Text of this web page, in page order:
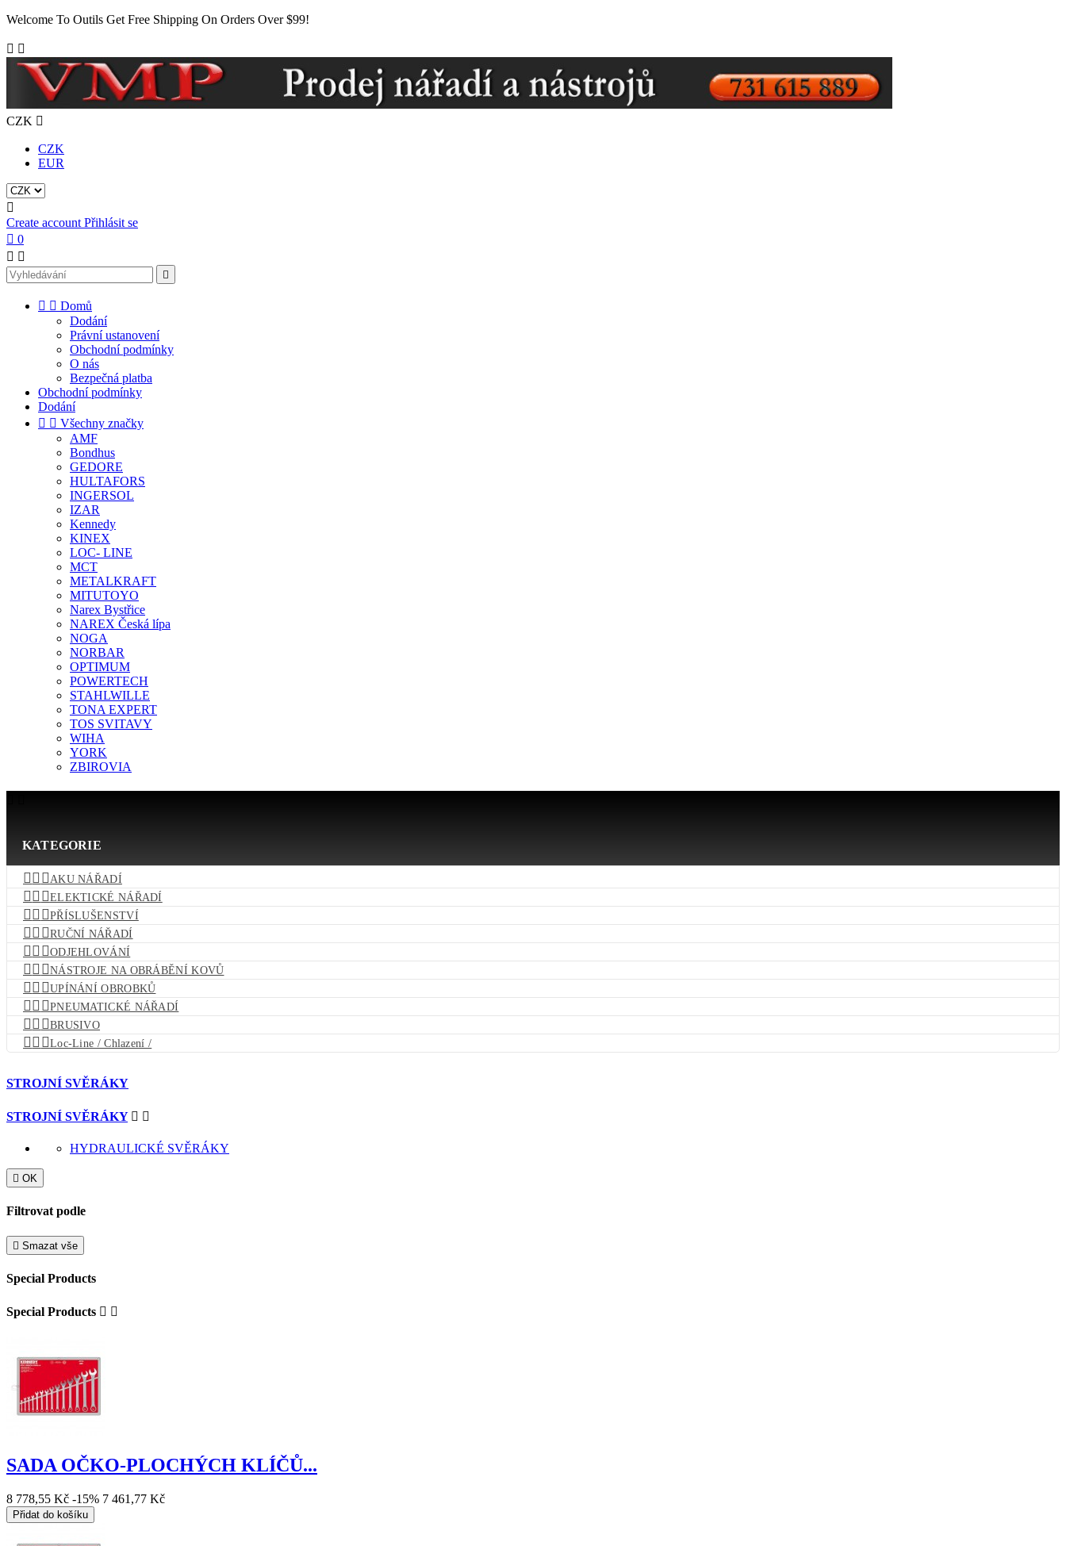
Welcome To Outils Get Free Shipping On Orders Over $99!
 
CZK 
CZK
EUR

Create account Přihlásit se
 0
 

  Domů
Dodání
Právní ustanovení
Obchodní podmínky
O nás
Bezpečná platba
Obchodní podmínky
Dodání
  Všechny značky
AMF
Bondhus
GEDORE
HULTAFORS
INGERSOL
IZAR
Kennedy
KINEX
LOC- LINE
MCT
METALKRAFT
MITUTOYO
Narex Bystřice
NAREX Česká lípa
NOGA
NORBAR
OPTIMUM
POWERTECH
STAHLWILLE
TONA EXPERT
TOS SVITAVY
WIHA
YORK
ZBIROVIA
KATEGORIE
  AKU NÁŘADÍ
 ELEKTICKÉ NÁŘADÍ
 PŘÍSLUŠENSTVÍ
 RUČNÍ NÁŘADÍ
 ODJEHLOVÁNÍ
 NÁSTROJE NA OBRÁBĚNÍ KOVŮ
 UPÍNÁNÍ OBROBKŮ
 PNEUMATICKÉ NÁŘADÍ
 BRUSIVO
 Loc-Line / Chlazení /
STROJNÍ SVĚRÁKY
STROJNÍ SVĚRÁKY  
HYDRAULICKÉ SVĚRÁKY
 OK
Filtrovat podle
 Smazat vše
Special Products
Special Products  
SADA OČKO-PLOCHÝCH KLÍČŮ...
8 778,55 Kč -15% 7 461,77 Kč
Přidat do košíku